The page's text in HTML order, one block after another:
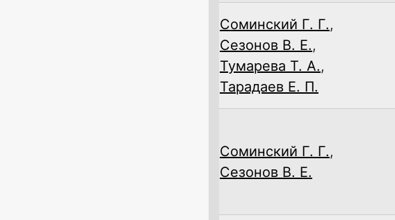
Соминский Г. Г.,
Сезонов В. Е.,
Тумарева Т. А.,
Тарадаев Е. П.
Соминский Г. Г.,
Сезонов В. Е.